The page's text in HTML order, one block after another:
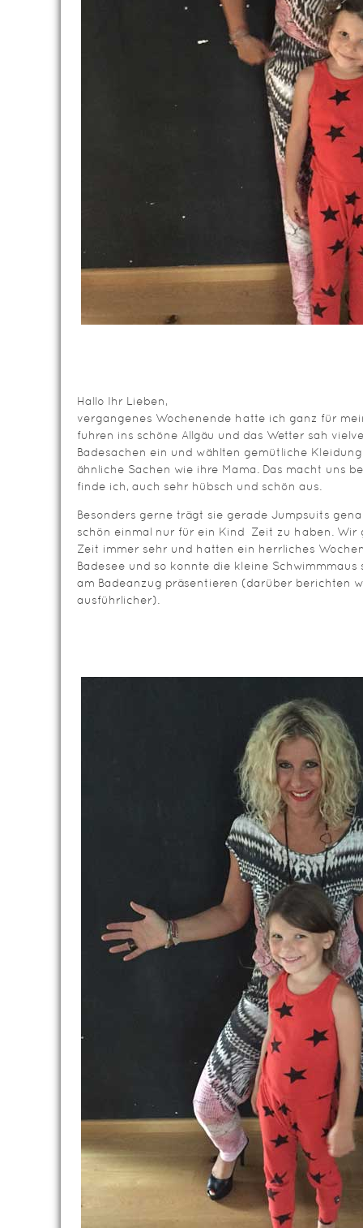
Hallo Ihr Lieben,
vergangenes Wochenende hatte ich ganz für
fuhren ins schöne Allgäu und das Wetter sah
Badesachen ein und wählten gemütliche
ähnliche Sachen wie ihre Mama. Das macht uns
finde ich, auch sehr hübsch und schön aus.
Besonders gerne trägt sie gerade Jumpsuits
schön einmal nur für ein Kind Zeit zu haben. Wir
Zeit immer sehr und hatten ein herrliches
Badesee und so konnte die kleine
am Badeanzug präsentieren (darüber berichten
ausführlicher).